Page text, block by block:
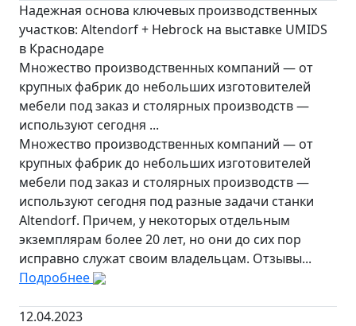
Надежная основа ключевых производственных
участков: Altendorf + Hebrock на выставке UMIDS
в Краснодаре
Множество производственных компаний — от
крупных фабрик до небольших изготовителей
мебели под заказ и столярных производств —
используют сегодня ...
Множество производственных компаний — от
крупных фабрик до небольших изготовителей
мебели под заказ и столярных производств —
используют сегодня под разные задачи станки
Altendorf. Причем, у некоторых отдельным
экземплярам более 20 лет, но они до сих пор
исправно служат своим владельцам. Отзывы...
Подробнее
12.04.2023